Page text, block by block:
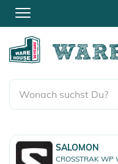
SALOMON